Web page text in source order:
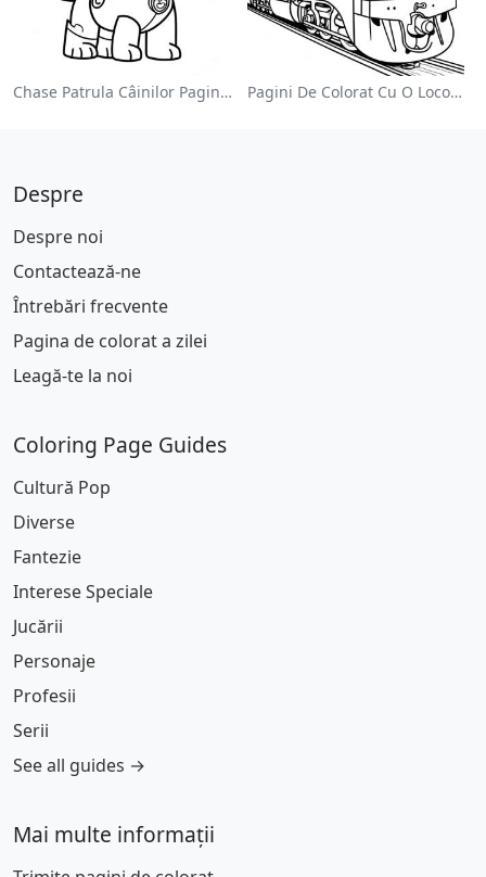
Chase Patrula Câinilor Pagina De Colorat Pagini De Colorat Cu O Locomotivă Colorată
Despre
Despre noi
Contactează-ne
Întrebări frecvente
Pagina de colorat a zilei
Leagă-te la noi
Coloring Page Guides
Cultură Pop
Diverse
Fantezie
Interese Speciale
Jucării
Personaje
Profesii
Serii
See all guides →
Mai multe informații